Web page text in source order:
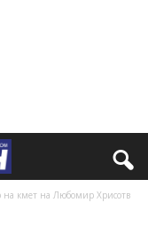
на кмет на Любомир Хрисотв